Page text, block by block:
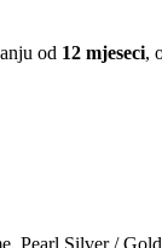
od 12 mjeseci,
, Pearl Silver /